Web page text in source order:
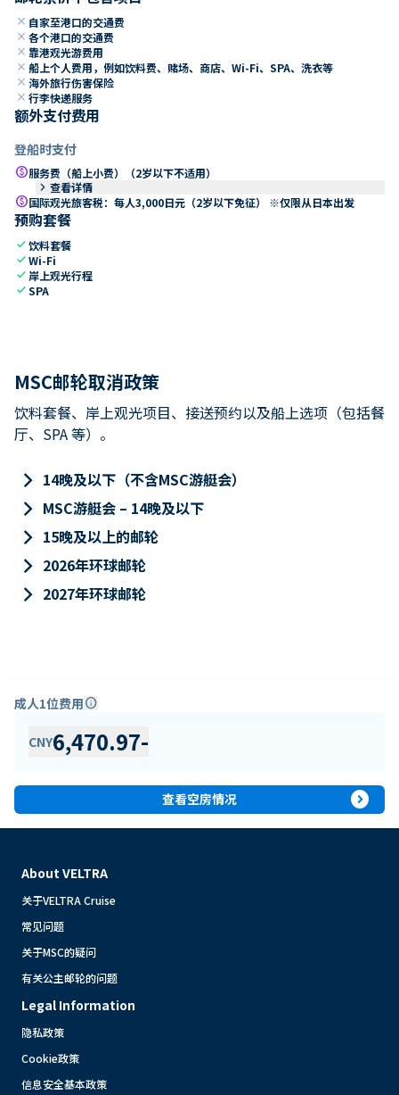
close 自家至港口的交通费
close 各个港口的交通费
close 靠港观光游费用
close 船上个人费用，例如饮料费、赌场、商店、Wi-Fi、SPA、洗衣等
close 海外旅行伤害保险
close 行李快递服务
额外支付费用
登船时支付
paid服务费（船上小费）（2岁以下不适用）
keyboard_arrow_right 查看详情
paid国际观光旅客税：每人3,000日元（2岁以下免征） ※仅限从日本出发
预购套餐
check饮料套餐
checkWi-Fi
check 岸上观光行程
checkSPA
MSC邮轮取消政策
饮料套餐、岸上观光项目、接送预约以及船上选项（包括餐
厅、SPA 等）。
keyboard_arrow_right 14晚及以下（不含MSC游艇会）
keyboard_arrow_right MSC游艇会 – 14晚及以下
keyboard_arrow_right 15晚及以上的邮轮
keyboard_arrow_right 2026年环球邮轮
keyboard_arrow_right 2027年环球邮轮
成人1位费用info
CNY6,470.97-
查看空房情况 expand_circle_right
About VELTRA
关于VELTRA Cruise
常见问题
关于MSC的疑问
有关公主邮轮的问题
Legal Information
隐私政策
Cookie政策
信息安全基本政策